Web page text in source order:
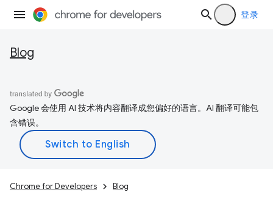
登录
Blog
Google 会使用 AI 技术将内容翻译成您偏好的语言。AI 翻译可能包
含错误。
Chrome for Developers Blog